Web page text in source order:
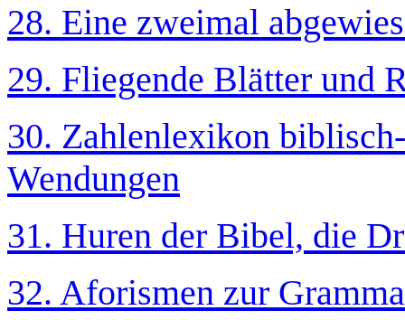
28. Eine zweimal
29. Fliegende Blätter und
30. Zahlenlexikon
Wendungen
31. Huren der Bibel, die
32. Aforismen zur